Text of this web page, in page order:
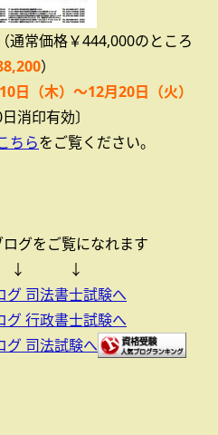
通常価格￥444,000のところ
）
日（木）～12月20日（火）
消印有効〕
ちらをご覧ください。
グをご覧になれます
↓